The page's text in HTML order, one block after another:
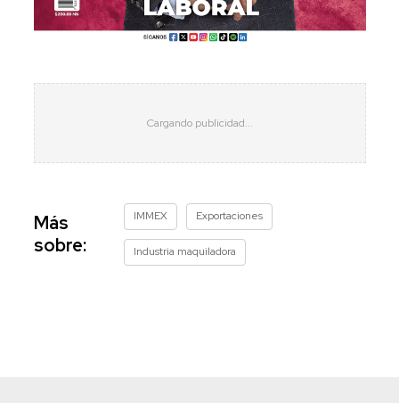
Más
sobre:
IMMEX Exportaciones
Industria maquiladora